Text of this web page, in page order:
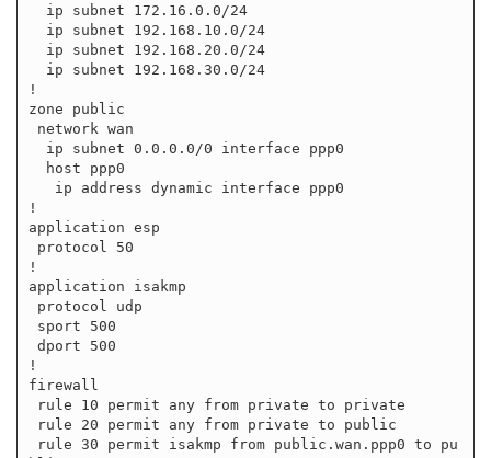
!
zone public
!
application esp
!
application isakmp
!
firewall